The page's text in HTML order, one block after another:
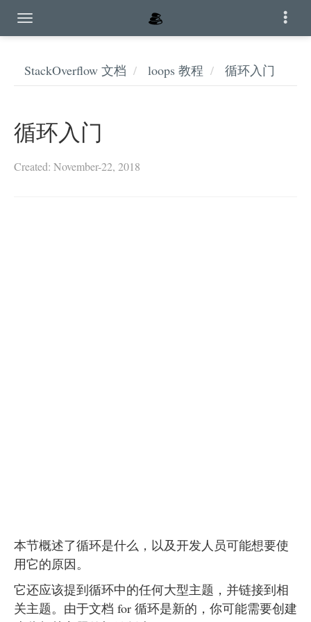
StackOverflow 文档 loops 教程 循环入门
循环入门
Created: November-22, 2018
本节概述了循环是什么，以及开发人员可能想要使
用它的原因。
它还应该提到循环中的任何大型主题，并链接到相
关主题。由于文档 for 循环是新的，你可能需要创建